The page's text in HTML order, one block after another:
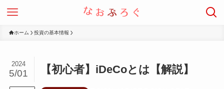
ホーム 投資の基本情報
【初心者】iDeCoとは【解説】
2024
5/01